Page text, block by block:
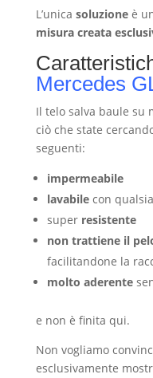
L’unica soluzione è
misura creata
Mercedes
Il telo salva baule su
ciò che state
seguenti:
impermeabile
lavabilecon
super resistente
non trattiene il
facilitandone la
molto aderente
e non è finita qui.
Non vogliamo
esclusivamente